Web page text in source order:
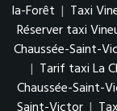
la-Forêt | Taxi
Réserver taxi
Chaussée-Saint-
| Tarif taxi La
Chaussée-Saint-